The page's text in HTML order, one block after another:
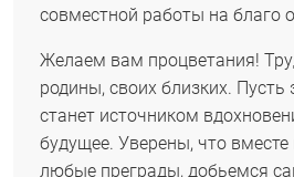
совместной работы на благо
Желаем вам процветания!
родины, своих близких. Пусть
станет источником
будущее. Уверены, что
любые преграды, добьемся